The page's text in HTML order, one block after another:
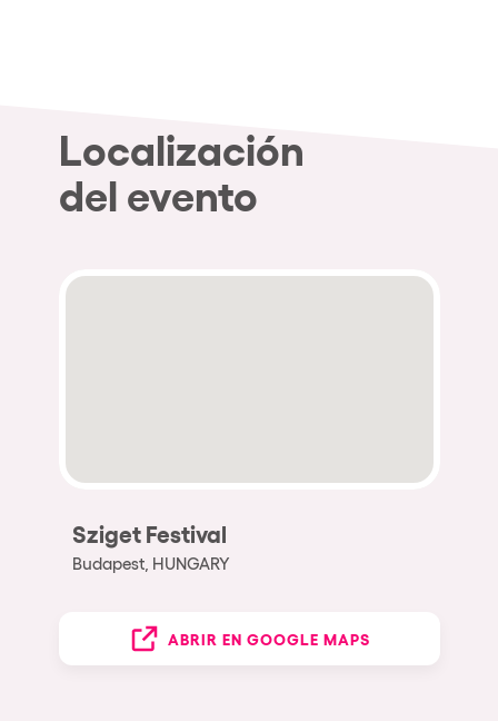
Localización
del evento
Sziget Festival
Budapest, HUNGARY
ABRIR EN GOOGLE MAPS